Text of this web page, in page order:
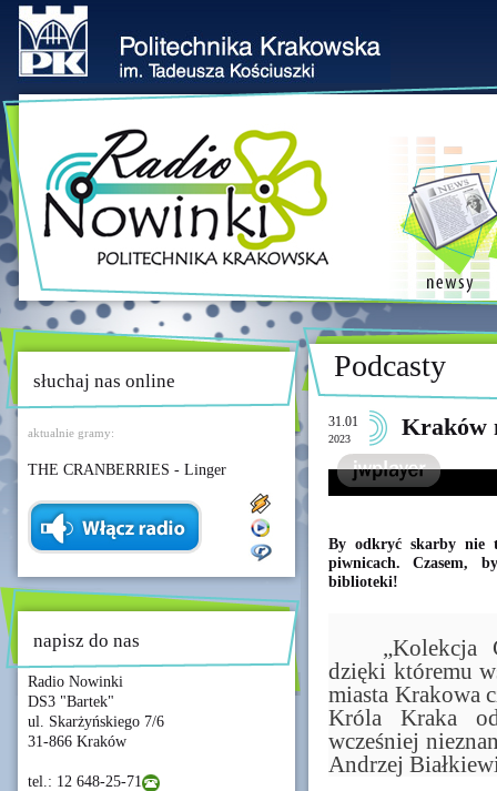
słuchaj nas online
aktualnie gramy:
THE CRANBERRIES - Linger
napisz do nas
Radio Nowinki
DS3 "Bartek"
ul. Skarżyńskiego 7/6
31-866 Kraków
tel.: 12 648-25-71
Podcasty
31.01
2023 Kraków
By odkryć skarby nie
piwnicach. Czasem,
biblioteki!
dzięki któremu
miasta Krakowa
Króla Kraka
wcześniej
Andrzej